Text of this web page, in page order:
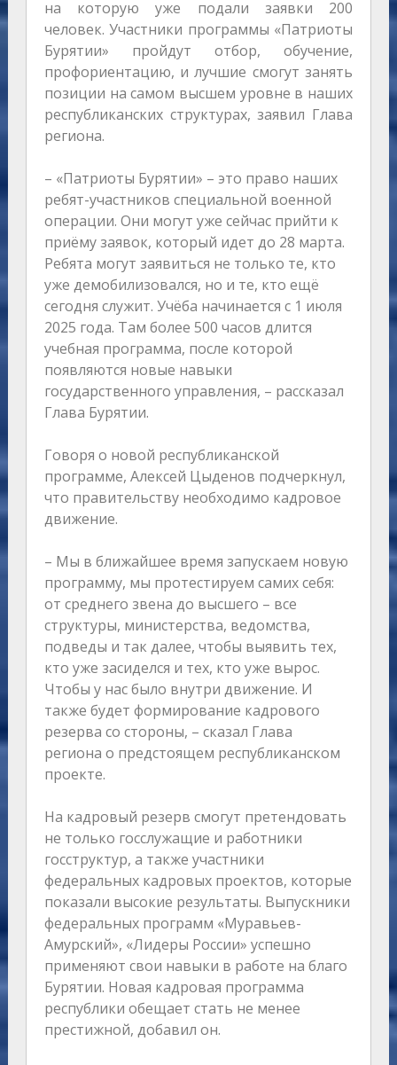
на которую уже подали заявки 200
человек. Участники программы «Патриоты
Бурятии» пройдут отбор, обучение,
профориентацию, и лучшие смогут занять
позиции на самом высшем уровне в наших
республиканских структурах, заявил Глава
региона.
– «Патриоты Бурятии» – это право наших
ребят-участников специальной военной
операции. Они могут уже сейчас прийти к
приёму заявок, который идет до 28 марта.
Ребята могут заявиться не только те, кто
уже демобилизовался, но и те, кто ещё
сегодня служит. Учёба начинается с 1 июля
2025 года. Там более 500 часов длится
учебная программа, после которой
появляются новые навыки
государственного управления, – рассказал
Глава Бурятии.
Говоря о новой республиканской
программе, Алексей Цыденов подчеркнул,
что правительству необходимо кадровое
движение.
– Мы в ближайшее время запускаем новую
программу, мы протестируем самих себя:
от среднего звена до высшего – все
структуры, министерства, ведомства,
подведы и так далее, чтобы выявить тех,
кто уже засиделся и тех, кто уже вырос.
Чтобы у нас было внутри движение. И
также будет формирование кадрового
резерва со стороны, – сказал Глава
региона о предстоящем республиканском
проекте.
На кадровый резерв смогут претендовать
не только госслужащие и работники
госструктур, а также участники
федеральных кадровых проектов, которые
показали высокие результаты. Выпускники
федеральных программ «Муравьев-
Амурский», «Лидеры России» успешно
применяют свои навыки в работе на благо
Бурятии. Новая кадровая программа
республики обещает стать не менее
престижной, добавил он.